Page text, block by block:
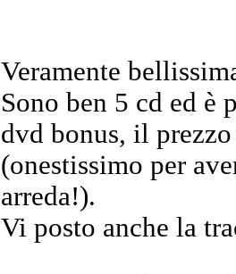
Veramente
Sono ben 5 cd ed è
dvd bonus, il
(onestissimo per
arreda!).
Vi posto anche la